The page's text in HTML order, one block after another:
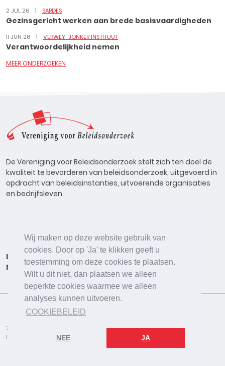
Wij maken op deze website gebruik van
cookies. Door op 'Ja' te klikken geeft u
toestemming om deze cookies te plaatsen.
Wilt u dit niet, dan plaatsen we alleen
beperkte cookies waarmee we alleen
analyses kunnen uitvoeren.
COOKIEBELEID
NEE JA
2 JUL 26 SARDES
Gezinsgericht werken aan brede basisvaardigheden
11 JUN 26 VERWEY-JONKER INSTITUUT
Verantwoordelijkheid nemen
MEER ONDERZOEKEN
De Vereniging voor Beleidsonderzoek stelt zich ten doel de
kwaliteit te bevorderen van beleidsonderzoek, uitgevoerd in
opdracht van beleidsinstanties, uitvoerende organisaties
en bedrijfsleven.
Lid worden Onderzoeken Agenda
Vacatures
Meldpunt Beleidsonderzoek Online
2026 © De Vereniging voor Beleidsonderzoek
Disclaimer
Privacybeleid
Cookies